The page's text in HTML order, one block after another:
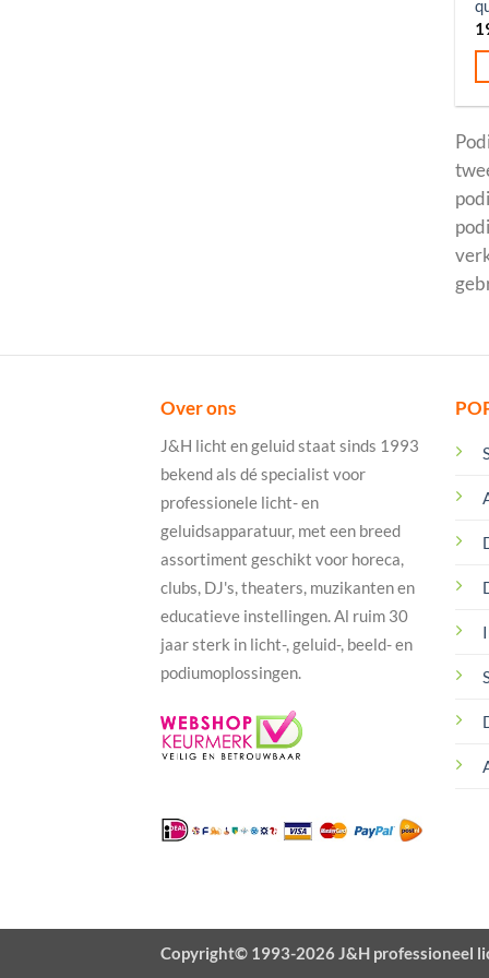
Over ons
J&H licht en geluid staat sinds 1993
bekend als dé specialist voor
professionele licht- en
geluidsapparatuur, met een breed
assortiment geschikt voor horeca,
clubs, DJ's, theaters, muzikanten en
educatieve instellingen. Al ruim 30
jaar sterk in licht-, geluid-, beeld- en
podiumoplossingen.
Copyright© 1993-2026 J&H professioneel